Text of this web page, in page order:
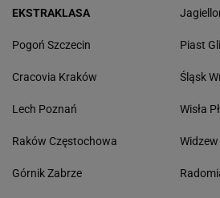
EKSTRAKLASA
Pogoń Szczecin
Cracovia Kraków
Lech Poznań
Raków Częstochowa
Górnik Zabrze
Piast
Śląsk
Wisła